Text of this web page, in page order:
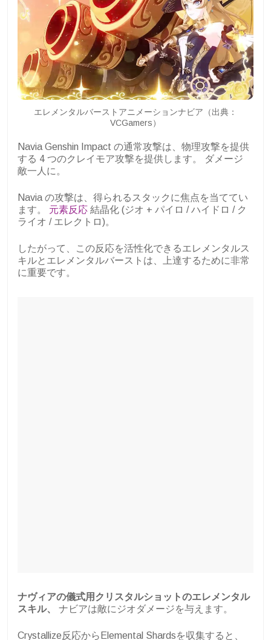
エレメンタルバーストアニメーションナビア（出典：
VCGamers）
Navia Genshin Impact の通常攻撃は、物理攻撃を提供
する 4 つのクレイモア攻撃を提供します。
ダメージ
敵一人に。
Navia の攻撃は、得られるスタックに焦点を当ててい
ます。 元素反応 結晶化 (ジオ + パイロ / ハイドロ / ク
ライオ / エレクトロ)。
したがって、この反応を活性化できるエレメンタルス
キルとエレメンタルバーストは、上達するために非常
に重要です。
ナヴィアの儀式用クリスタルショットのエレメンタル
スキル、 ナビアは敵にジオダメージを与えます。
Crystallize反応からElemental Shardsを収集すると、